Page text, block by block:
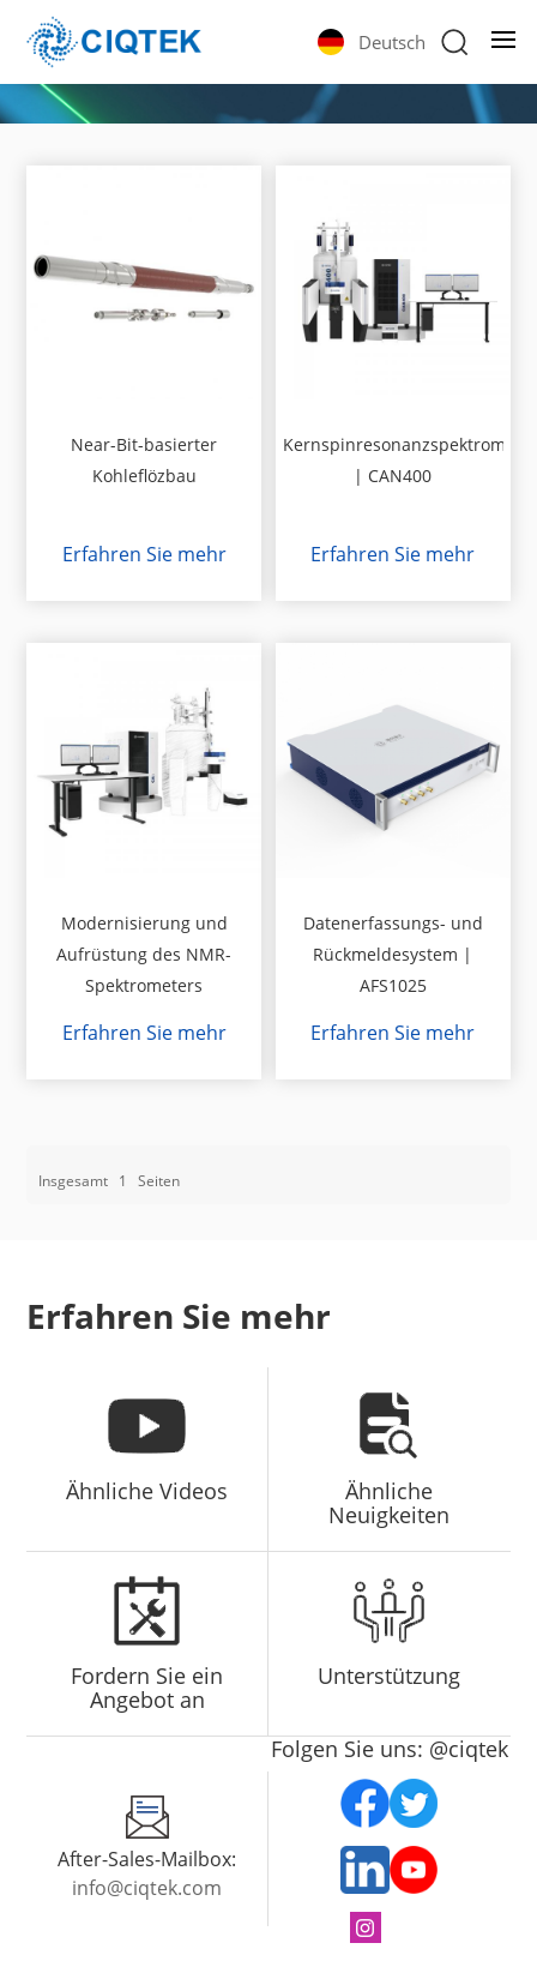
Deutsch
Near-Bit-basierter
Kohleflözbau
Erfahren Sie mehr
Kernspinresonanzspektrometer
| CAN400
Erfahren Sie mehr
Modernisierung und
Aufrüstung des NMR-
Spektrometers
Erfahren Sie mehr
Datenerfassungs- und
Rückmeldesystem |
AFS1025
Erfahren Sie mehr
Insgesamt 1 Seiten
Erfahren Sie mehr
Ähnliche Videos
Ähnliche
Neuigkeiten
Fordern Sie ein
Angebot an
Unterstützung
After-Sales-Mailbox:
info@ciqtek.com
Folgen Sie uns: @ciqtek